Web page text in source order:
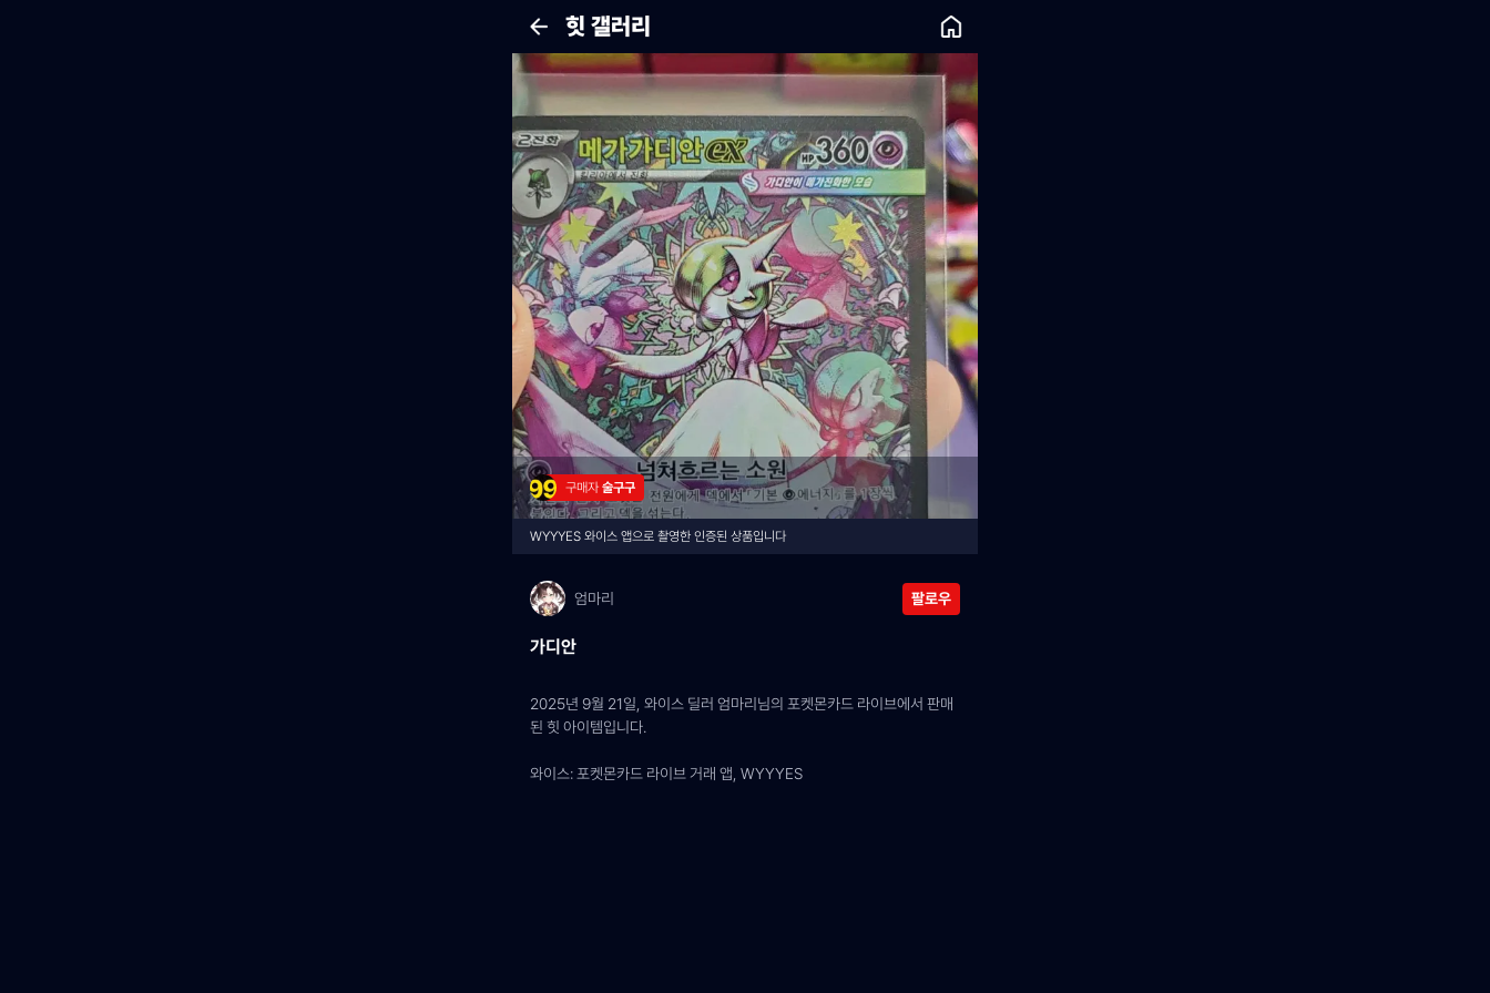
힛 갤러리
구매자 술구구
WYYYES 와이스 앱으로 촬영한 인증된 상품입니다
엄마리 팔로우
가디안
2025년 9월 21일, 와이스 딜러 엄마리님의 포켓몬카드 라이브에서 판매
된 힛 아이템입니다.
와이스: 포켓몬카드 라이브 거래 앱, WYYYES